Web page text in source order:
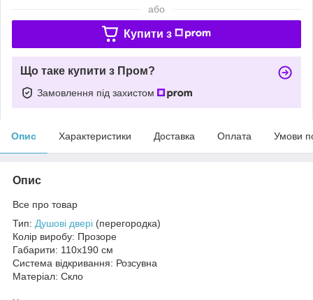
або
Купити з
Що таке купити з Пром?
Замовлення під захистом
Опис Характеристики Доставка Оплата Умови
Опис
Все про товар
Тип: Душові двері (перегородка)
Колір виробу: Прозоре
Габарити: 110х190 см
Система відкривання: Розсувна
Матеріал: Скло